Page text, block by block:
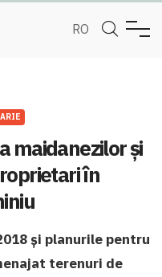
RO
maidanezilor și
în
și planurile pentru
terenuri de